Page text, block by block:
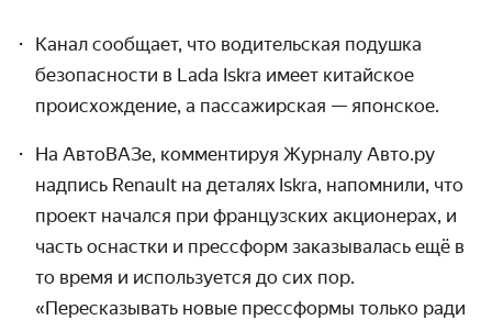
Канал сообщает, что водительская подушка
безопасности в Lada Iskra имеет китайское
происхождение, а пассажирская — японское.
На АвтоВАЗе, комментируя Журналу Авто.ру
надпись Renault на деталях Iskra, напомнили, что
проект начался при французских акционерах, и
часть оснастки и прессформ заказывалась ещё в
то время и используется до сих пор.
«Пересказывать новые прессформы только ради